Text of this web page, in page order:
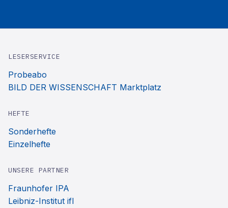
LESERSERVICE
Probeabo
BILD DER WISSENSCHAFT Marktplatz
HEFTE
Sonderhefte
Einzelhefte
UNSERE PARTNER
Fraunhofer IPA
Leibniz-Institut ifl